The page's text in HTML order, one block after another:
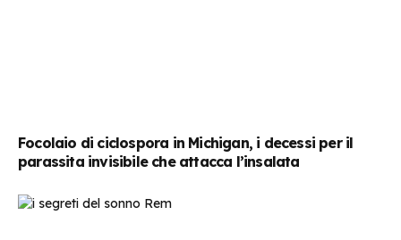
Focolaio di ciclospora in Michigan, i decessi per il
parassita invisibile che attacca l’insalata